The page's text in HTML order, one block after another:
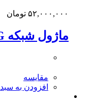
۵۲,۰۰۰,۰۰۰ تومان
ماژول شبکه C9200-NM-4G
مقایسه
افزودن به سبد